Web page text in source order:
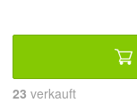
23 verkauft